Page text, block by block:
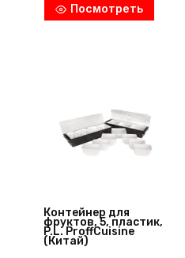
Посмотреть
Контейнер для
фруктов, 5, пластик,
P.L. ProffСuisine
(Китай)